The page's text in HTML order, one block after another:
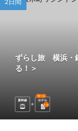
2日間
ずらし旅 横浜・
る！＞
新幹線 ホテル
選べる
1 泊